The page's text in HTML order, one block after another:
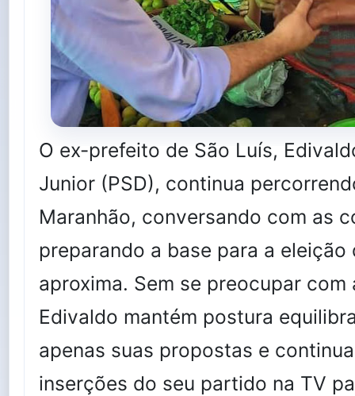
O ex-prefeito de São Luís,
Junior (PSD), continua
Maranhão, conversando com as
preparando a base para a eleição
aproxima. Sem se preocupar com
Edivaldo mantém postura
apenas suas propostas e
inserções do seu partido na TV